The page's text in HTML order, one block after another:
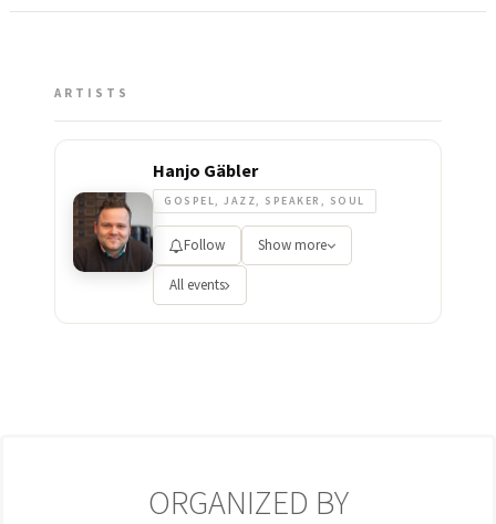
ARTISTS
Hanjo Gäbler
GOSPEL, JAZZ, SPEAKER, SOUL
Follow Show more
All events
ORGANIZED BY